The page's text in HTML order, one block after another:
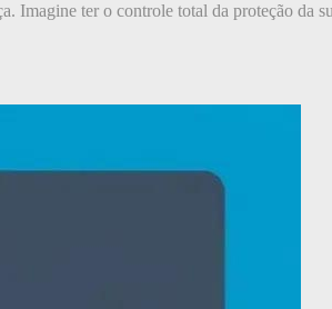
Imagine ter o controle total da proteção da